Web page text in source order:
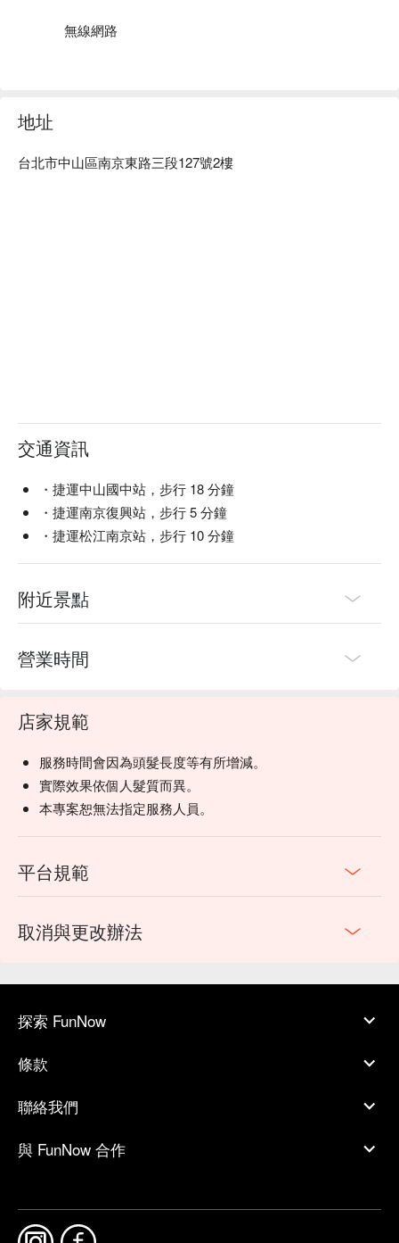
型服務，提供最有質感的造型體驗。
無線網路
地址
台北市中山區南京東路三段127號2樓
交通資訊
・捷運中山國中站，步行 18 分鐘
・捷運南京復興站，步行 5 分鐘
・捷運松江南京站，步行 10 分鐘
附近景點
營業時間
店家規範
服務時間會因為頭髮長度等有所增減。
實際效果依個人髮質而異。
本專案恕無法指定服務人員。
平台規範
取消與更改辦法
探索 FunNow
條款
聯絡我們
與 FunNow 合作